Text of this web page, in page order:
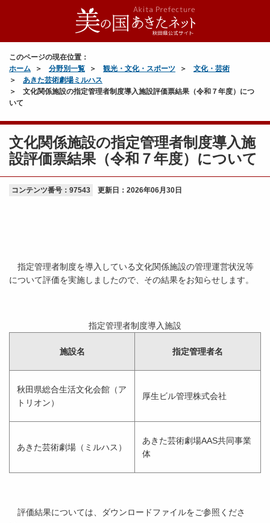
このページの現在位置：
ホーム
分野別一覧 観光・文化・スポーツ
文化・芸術
あきた芸術劇場ミルハス
文化関係施設の指定管理者制度導入施設評価票結果（令和７年度）につ
いて
文化関係施設の指定管理者制度導入施
設評価票結果（令和７年度）について
コンテンツ番号：97543 更新日： 2026年06月30日
指定管理者制度を導入している文化関係施設の管理運営状況等
について評価を実施しましたので、その結果をお知らせします。
指定管理者制度導入施設
施設名 指定管理者名
秋田県総合生活文化会館（ア
トリオン）
厚生ビル管理株式会社
あきた芸術劇場（ミルハス）
あきた芸術劇場AAS共同事業
体
評価結果については、ダウンロードファイルをご参照くださ